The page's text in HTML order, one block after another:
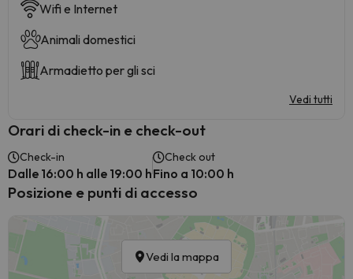
Wifi e Internet
Animali domestici
Armadietto per gli sci
Vedi tutti
Orari di check-in e check-out
Check-in
Dalle 16:00 h alle 19:00 h
Check out
Fino a 10:00 h
Posizione e punti di accesso
Vedi la mappa